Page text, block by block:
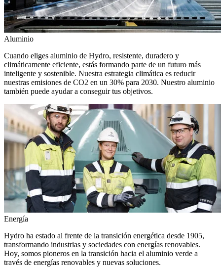
Aluminio
Cuando eliges aluminio de Hydro, resistente, duradero y
climáticamente eficiente, estás formando parte de un futuro más
inteligente y sostenible. Nuestra estrategia climática es reducir
nuestras emisiones de CO2 en un 30% para 2030. Nuestro aluminio
también puede ayudar a conseguir tus objetivos.
Energía
Hydro ha estado al frente de la transición energética desde 1905,
transformando industrias y sociedades con energías renovables.
Hoy, somos pioneros en la transición hacia el aluminio verde a
través de energías renovables y nuevas soluciones.